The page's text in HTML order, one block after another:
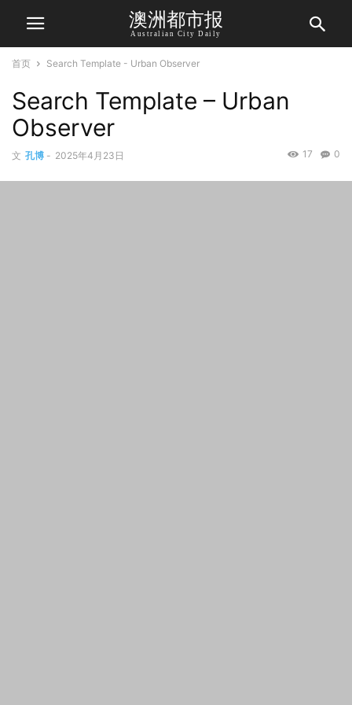
澳洲都市报
Australian City Daily
首页 Search Template - Urban Observer
Search Template – Urban
Observer
文 孔博 - 2025年4月23日 0
17